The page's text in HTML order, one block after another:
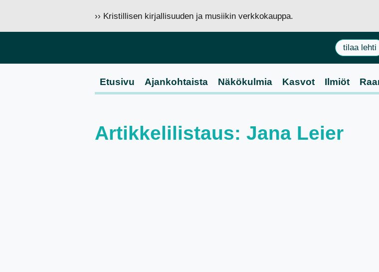
›› Kristillisen kirjallisuuden ja musiikin verkkokauppa.
tilaa lehti
Etusivu Ajankohtaista Näkökulmia Kasvot Ilmiöt
Artikkelilistaus: Jana Leier